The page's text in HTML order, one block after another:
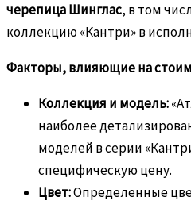
черепица Шинглас, в том
коллекцию «Кантри» в
Факторы, влияющие на
Коллекция и модель:
наиболее
моделей в серии
специфическую цену.
Цвет:Определенные